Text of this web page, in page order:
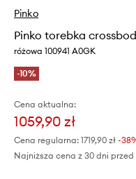
Pinko
Pinko torebka
różowa 100941 A0GK
-10%
Cena aktualna:
1059,90 zł
Cena regularna: 1719,90 zł -
Najniższa cena z 30 dni